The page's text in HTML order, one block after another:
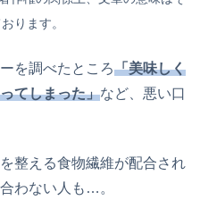
ります。
を調べたところ「美味しく
てしまった」など、悪い口
整える食物繊維が配合され
わない人も…。